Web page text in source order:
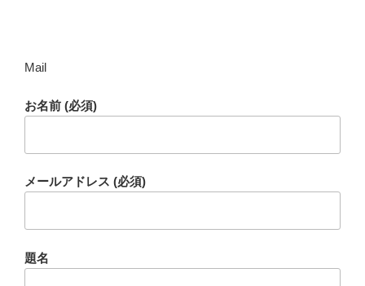
Mail
お名前 (必須)
メールアドレス (必須)
題名